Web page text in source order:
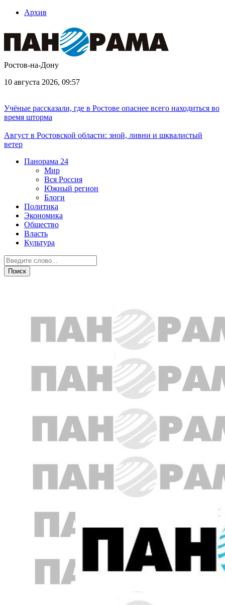
Архив
Ростов-на-Дону
10 августа 2026, 09:57
Учёные рассказали, где в Ростове опаснее всего находиться во
время шторма
Август в Ростовской области: зной, ливни и шквалистый
ветер
Панорама 24
Мир
Вся Россия
Южный регион
Блоги
Политика
Экономика
Общество
Власть
Культура